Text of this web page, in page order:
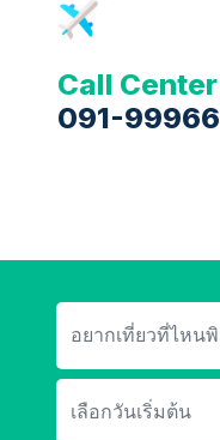
Call Center
091-